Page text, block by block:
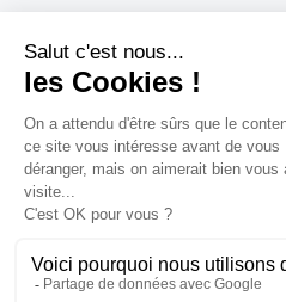
Politiques de
Conditions